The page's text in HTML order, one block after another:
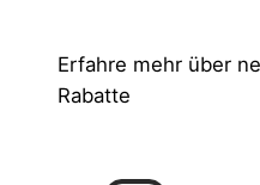
Erfahre mehr über
Rabatte